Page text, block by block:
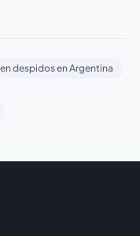
despidos en Argentina